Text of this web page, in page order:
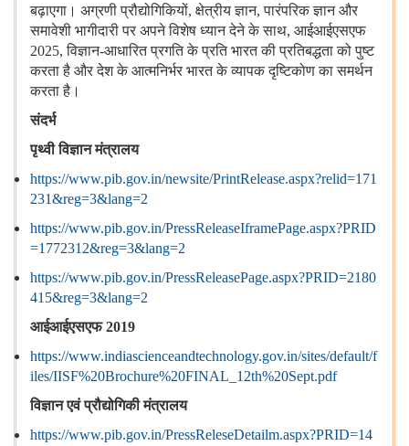
बढ़ाएगा। अग्रणी प्रौद्योगिकियों, क्षेत्रीय ज्ञान, पारंपरिक ज्ञान और
समावेशी भागीदारी पर अपने विशेष ध्यान देने के साथ, आईआईएसएफ
2025, विज्ञान-आधारित प्रगति के प्रति भारत की प्रतिबद्धता को पुष्ट
करता है और देश के आत्मनिर्भर भारत के व्यापक दृष्टिकोण का समर्थन
करता है।
संदर्भ
पृथ्वी विज्ञान मंत्रालय
https://www.pib.gov.in/newsite/PrintRelease.aspx?relid=171
231&reg=3&lang=2
https://www.pib.gov.in/PressReleaseIframePage.aspx?PRID
=1772312&reg=3&lang=2
https://www.pib.gov.in/PressReleasePage.aspx?PRID=2180
415&reg=3&lang=2
आईआईएसएफ2019
https://www.indiascienceandtechnology.gov.in/sites/default/f
iles/IISF%20Brochure%20FINAL_12th%20Sept.pdf
विज्ञान एवं प्रौद्योगिकी मंत्रालय
https://www.pib.gov.in/PressReleseDetailm.aspx?PRID=14